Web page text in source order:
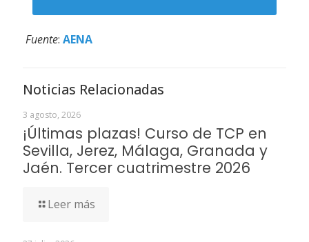
Fuente: AENA
Noticias Relacionadas
3 agosto, 2026
¡Últimas plazas! Curso de TCP en
Sevilla, Jerez, Málaga, Granada y
Jaén. Tercer cuatrimestre 2026
Leer más